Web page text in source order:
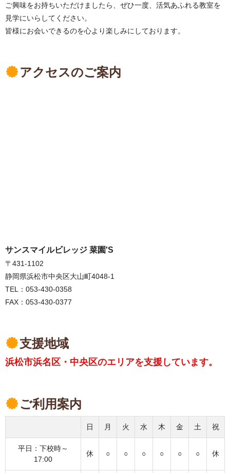
ご興味をお持ちいただけましたら、ぜひ一度、活気あふれる教室を
見学にいらしてください。
皆様にお会いできるのを心より楽しみにしております。
アクセスのご案内
サンスマイルビレッジ 菜園'S
〒431-1102
静岡県浜松市中央区大山町4048-1
TEL：053-430-0358
FAX：053-430-0377
支援地域
浜松市浜名区・中央区のエリアを支援しています。
ご利用案内
日 月 火 水 木 金 土 祝
平日：下校時～
17:00
休 ○ ○ ○ ○ ○ ○ 休